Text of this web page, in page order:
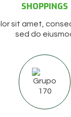
SHOPPINGS
sit amet,
sed do